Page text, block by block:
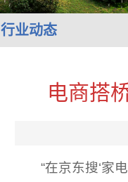
行业动态
电商搭
“在京东搜‘家